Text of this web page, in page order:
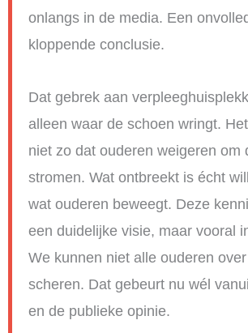
onlangs in de media. Een
kloppende conclusie.
Dat gebrek aan
alleen waar de schoen wringt.
niet zo dat ouderen weigeren om
stromen. Wat ontbreekt is écht
wat ouderen beweegt. Deze
een duidelijke visie, maar vooral
We kunnen niet alle ouderen
scheren. Dat gebeurt nu wél
en de publieke opinie.